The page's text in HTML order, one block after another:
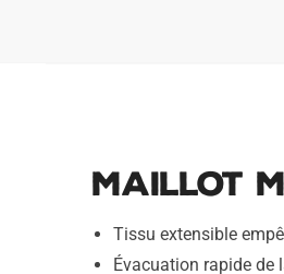
Maillot
Tissu extensible
Évacuation rapide